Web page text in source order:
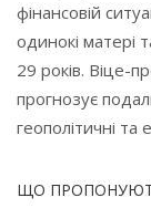
фінансовій
одинокі матері
29 років. Віце-
прогнозує
геополітичні та
ЩО